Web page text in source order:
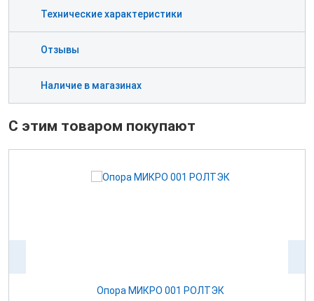
Технические характеристики
Отзывы
Наличие в магазинах
С этим товаром покупают
Опора МИКРО 001 РОЛТЭК